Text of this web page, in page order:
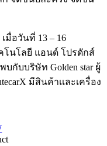
มื่อวันที่ 13 – 16
โนโลยี แอนด์ โปรดักส์
บกับบริษัท Golden star ผู้
มีสินค้าเเละเครื่อง